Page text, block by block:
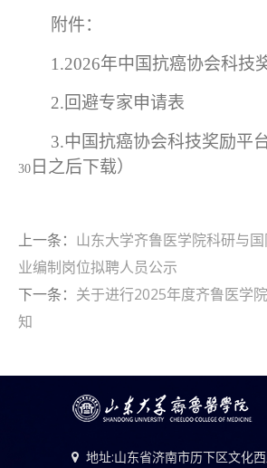
附件：
1.2026年中国抗癌协会科技
2. 回避专家申请表
3.中国抗癌协会科技奖励平
30 日之后下载）
上一条： 山东大学齐鲁医学院科研与
业编制岗位拟聘人员公示
下一条： 关于进行2025年度齐鲁医学
知
地址:山东省济南市历下区文化